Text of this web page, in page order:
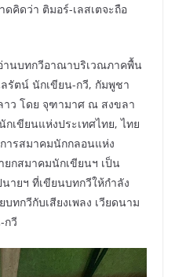
คิดว่า ติมอร์-เลสเตจะถือ
านบทกวีอาณาบริเวณภาคพื้น
รัตน์ นักเขียน-กวี, กัมพูชา
ว โดย จุฑามาศ ณ สงขลา
เขียนแห่งประเทศไทย, ไทย
ารสมาคมนักกลอนแห่ง
กสมาคมนักเขียนฯ เป็น
ยฯ ที่เขียนบทกวีให้กำลัง
ทกวีกับเสียงเพลง เวียดนาม
กวี